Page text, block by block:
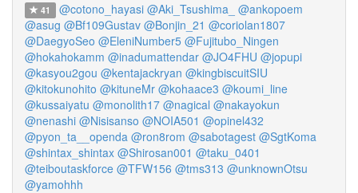
41 @cotono_hayasi @Aki_Tsushima_ @ankopoem
@asug @Bf109Gustav @Bonjin_21 @coriolan1807
@DaegyoSeo @EleniNumber5 @Fujitubo_Ningen
@hokahokamm @inadumattendar @JO4FHU @jopupi
@kasyou2gou @kentajackryan @kingbiscuitSIU
@kitokunohito @kituneMr @kohaace3 @koumi_line
@kussaiyatu @monolith17 @nagical @nakayokun
@nenashi @Nisisanso @NOIA501 @opinel432
@pyon_ta__openda @ron8rom @sabotagest @SgtKoma
@shintax_shintax @Shirosan001 @taku_0401
@teiboutaskforce @TFW156 @tms313 @unknownOtsu
@yamohhh